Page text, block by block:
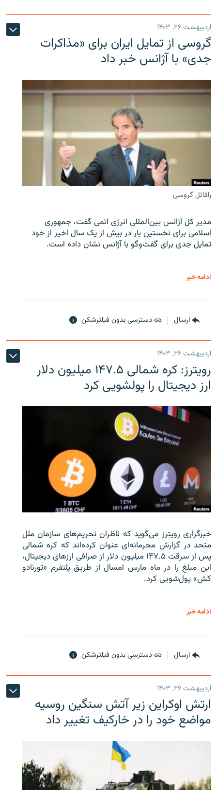
اردیبهشت ۲۶, ۱۴۰۳
گروسی از تمایل ایران برای «مذاکرات
جدی» با آژانس خبر داد
رافائل گروسی
مدیر کل آژانس بین‌المللی انرژی اتمی گفت، جمهوری
اسلامی برای نخستین بار در بیش از یک سال اخیر از خود
تمایل جدی برای گفت‌وگو با آژانس نشان داده است.
ادامه خبر
ارسال دسترسی بدون فیلترشکن
اردیبهشت ۲۶, ۱۴۰۳
رویترز: کره شمالی ۱۴۷.۵ میلیون دلار
ارز دیجیتال را پولشویی کرد
خبرگزاری رویترز می‌گوید که ناظران تحریم‌های سازمان ملل
متحد در گزارش محرمانه‌ای عنوان کرده‌اند که کره شمالی
پس از سرقت ۱۴۷.۵ میلیون دلار از صرافی ارزهای دیجیتال،
این مبلغ را در ماه مارس امسال از طریق پلتفرم «تورنادو
کش» پول‌شویی کرد.
ادامه خبر
ارسال دسترسی بدون فیلترشکن
اردیبهشت ۲۶, ۱۴۰۳
ارتش اوکراین زیر آتش سنگین روسیه
مواضع خود را در خارکیف تغییر داد